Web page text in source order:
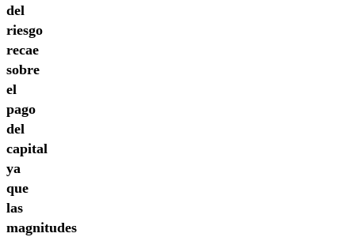
del
riesgo
recae
sobre
el
pago
del
capital
ya
que
las
magnitudes